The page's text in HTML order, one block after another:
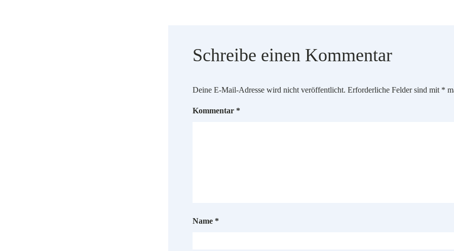
Schreibe einen Kommentar
Deine E-Mail-Adresse wird nicht veröffentlicht. Erforderliche Felder sind mit *
Kommentar *
Name *